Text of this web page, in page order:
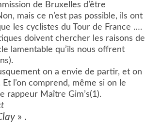
de Bruxelles d’être
mais ce n’est pas possible, ils ont
les cyclistes du Tour de France ….
doivent chercher les raisons de
lamentable qu’ils nous offrent
on a envie de partir, et on
l’on comprend, même si on le
rappeur Maître Gim’s(1).
» .